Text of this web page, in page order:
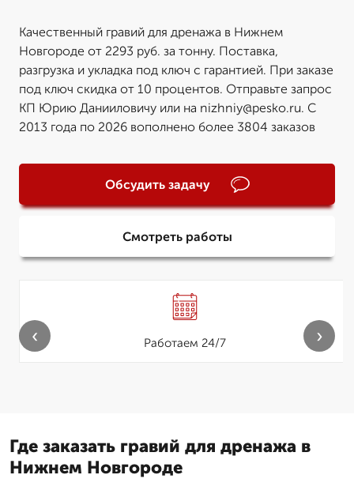
Качественный гравий для дренажа в Нижнем
Новгороде от 2293 руб. за тонну. Поставка,
разгрузка и укладка под ключ с гарантией. При заказе
под ключ скидка от 10 процентов. Отправьте запрос
КП Юрию Данииловичу или на nizhniy@pesko.ru. С
2013 года по 2026 вополнено более 3804 заказов
Обсудить задачу
Смотреть работы
Работаем 24/7
‹ ›
Где заказать гравий для дренажа в
Нижнем Новгороде